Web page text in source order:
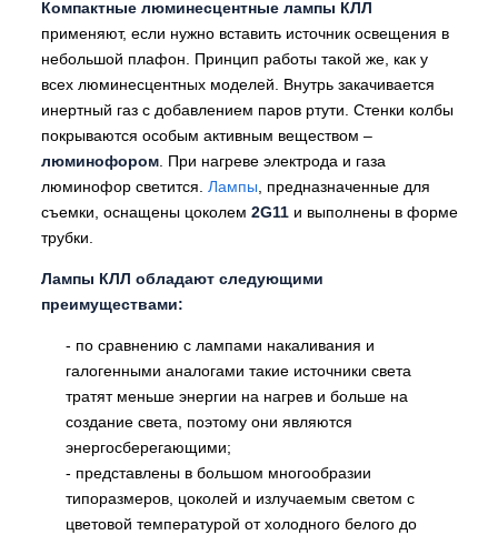
Компактные люминесцентные лампы КЛЛ
применяют, если нужно вставить источник освещения в
небольшой плафон. Принцип работы такой же, как у
всех люминесцентных моделей. Внутрь закачивается
инертный газ с добавлением паров ртути. Стенки колбы
покрываются особым активным веществом –
люминофором. При нагреве электрода и газа
люминофор светится. Лампы, предназначенные для
съемки, оснащены цоколем 2G11 и выполнены в форме
трубки.
Лампы КЛЛ обладают следующими
преимуществами:
- по сравнению с лампами накаливания и
галогенными аналогами такие источники света
тратят меньше энергии на нагрев и больше на
создание света, поэтому они являются
энергосберегающими;
- представлены в большом многообразии
типоразмеров, цоколей и излучаемым светом с
цветовой температурой от холодного белого до